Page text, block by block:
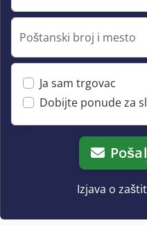
Poštanski broj i mesto
Ja sam trgovac
Dobijte ponude za
Izjava o